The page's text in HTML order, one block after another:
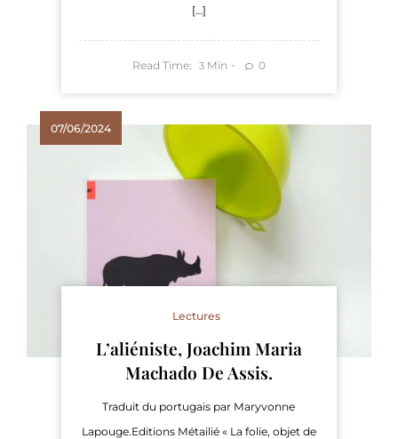
[…]
Read Time: 3 Min 0
07/06/2024
Lectures
L’aliéniste, Joachim Maria
Machado De Assis.
Traduit du portugais par Maryvonne
Lapouge.Editions Métailié « La folie, objet de